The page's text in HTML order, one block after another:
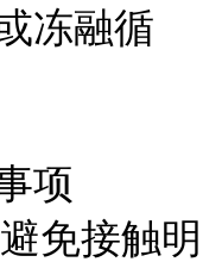
冻融循
项
免接触明